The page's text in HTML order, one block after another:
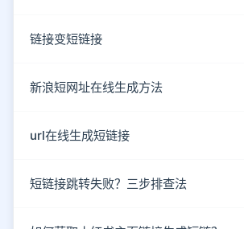
链接变短链接
新浪短网址在线生成方法
url在线生成短链接
短链接跳转失败？三步排查法